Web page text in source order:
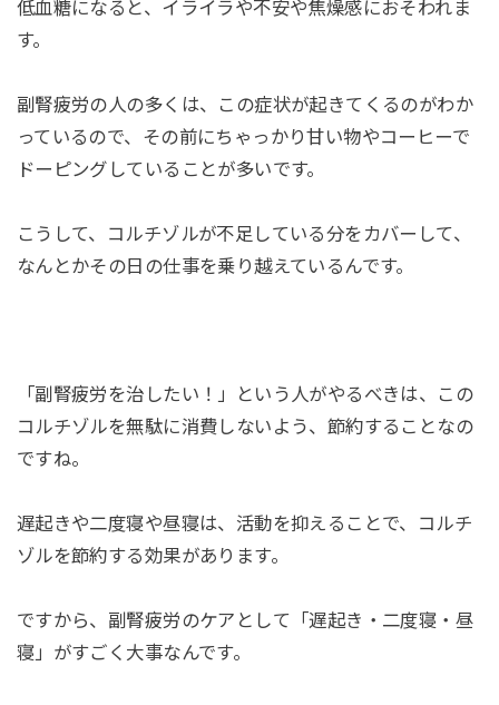
低血糖になると、イライラや不安や焦燥感におそわれま
す。
副腎疲労の人の多くは、この症状が起きてくるのがわか
っているので、その前にちゃっかり甘い物やコーヒーで
ドーピングしていることが多いです。
こうして、コルチゾルが不足している分をカバーして、
なんとかその日の仕事を乗り越えているんです。
「副腎疲労を治したい！」という人がやるべきは、この
コルチゾルを無駄に消費しないよう、節約することなの
ですね。
遅起きや二度寝や昼寝は、活動を抑えることで、コルチ
ゾルを節約する効果があります。
ですから、副腎疲労のケアとして「遅起き・二度寝・昼
寝」がすごく大事なんです。